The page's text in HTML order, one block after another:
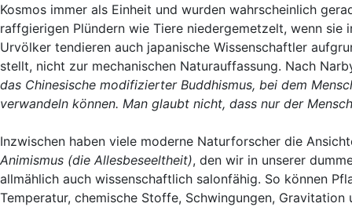
Kosmos immer als Einheit und wurden wahrscheinlich
raffgierigen Plündern wie Tiere niedergemetzelt, wenn sie
Urvölker tendieren auch japanische Wissenschaftler
stellt, nicht zur mechanischen Naturauffassung. Nach
das Chinesische modifizierter Buddhismus, bei dem
verwandeln können. Man glaubt nicht, dass nur der
Inzwischen haben viele moderne Naturforscher die
Animismus (die Allesbeseeltheit), den wir in unserer
allmählich auch wissenschaftlich salonfähig. So können
Temperatur, chemische Stoffe, Schwingungen,